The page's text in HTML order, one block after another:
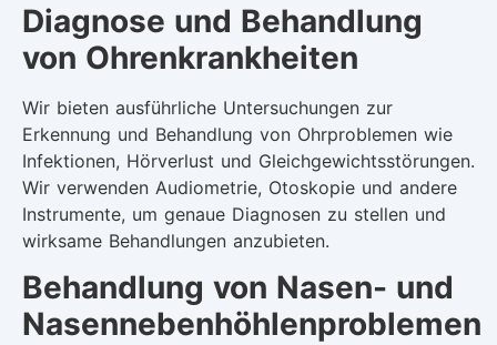
Diagnose und Behandlung
von Ohrenkrankheiten
Wir bieten ausführliche Untersuchungen zur
Erkennung und Behandlung von Ohrproblemen wie
Infektionen, Hörverlust und Gleichgewichtsstörungen.
Wir verwenden Audiometrie, Otoskopie und andere
Instrumente, um genaue Diagnosen zu stellen und
wirksame Behandlungen anzubieten.
Behandlung von Nasen- und
Nasennebenhöhlenproblemen